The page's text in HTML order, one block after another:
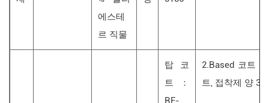
에스테
르 직물
탑 코
트 ：
RF-
2.Based 코트 :
트, 접착제 양